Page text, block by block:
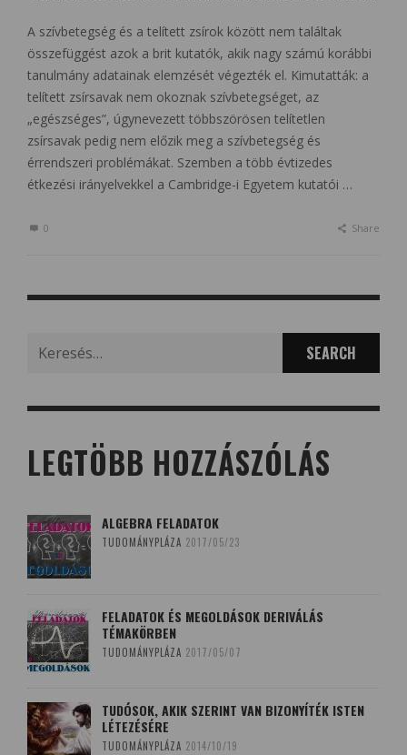
A szívbetegség és a telített zsírok között nem találtak
összefüggést azok a brit kutatók, akik nagy számú korábbi
tanulmány adatainak elemzését végezték el. Kimutatták: a
telített zsírsavak nem okoznak szívbetegséget, az
„egészséges”, úgynevezett többszörösen telítetlen
zsírsavak pedig nem előzik meg a szívbetegség és
érrendszeri problémákat. Szemben a több évtizedes
étkezési irányelvekkel a Cambridge-i Egyetem kutatói …
0 Share
LEGTÖBB HOZZÁSZÓLÁS
ALGEBRA FELADATOK
TUDOMÁNYPLÁZA 2017/05/23
FELADATOK ÉS MEGOLDÁSOK DERIVÁLÁS
TÉMAKÖRBEN
TUDOMÁNYPLÁZA 2017/05/07
TUDÓSOK, AKIK SZERINT VAN BIZONYÍTÉK ISTEN
LÉTEZÉSÉRE
TUDOMÁNYPLÁZA 2014/10/19